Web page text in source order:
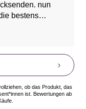
nun
bestens
ob das Produkt, das
ist. Bewertungen ab